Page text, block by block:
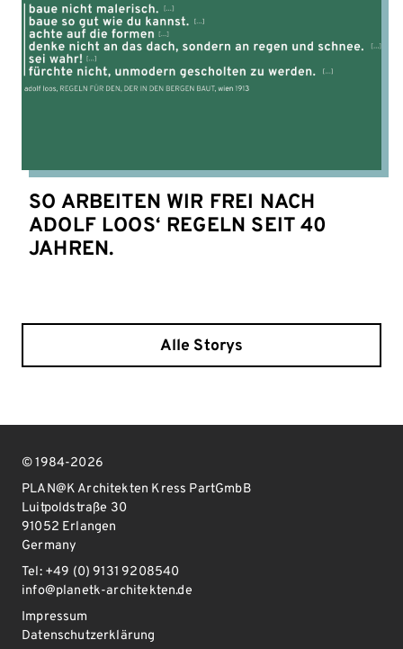
SO ARBEITEN WIR FREI NACH
ADOLF LOOS‘ REGELN SEIT 40
JAHREN.
Alle Storys
© 1984-2026
PLAN@K Architekten Kress PartGmbB
Luitpoldstraße 30
91052 Erlangen
Germany
Tel: +49 (0) 9131 9208540
info@planetk-architekten.de
Impressum
Datenschutzerklärung